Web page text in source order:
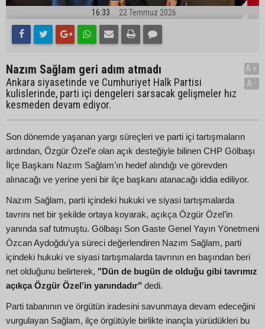
16:33 22 Temmuz 2026
Nazım Sağlam geri adım atmadı
Ankara siyasetinde ve Cumhuriyet Halk Partisi
kulislerinde, parti içi dengeleri sarsacak gelişmeler hız
kesmeden devam ediyor.
A+
A-
Son dönemde yaşanan yargı süreçleri ve parti içi tartışmaların
ardından, Özgür Özel’e olan açık desteğiyle bilinen CHP Gölbaşı
İlçe Başkanı Nazım Sağlam’ın hedef alındığı ve görevden
alınacağı ve yerine yeni bir ilçe başkanı atanacağı iddia ediliyor.
Nazım Sağlam, parti içindeki hukuki ve siyasi tartışmalarda
tavrını net bir şekilde ortaya koyarak, açıkça Özgür Özel’in
yanında saf tutmuştu. Gölbaşı Son Gaste Genel Yayın Yönetmeni
Özcan Aydoğdu’ya süreci değerlendiren Nazım Sağlam, parti
içindeki hukuki ve siyasi tartışmalarda tavrının en başından beri
net olduğunu belirterek, "Dün de bugün de olduğu gibi tavrımız
açıkça Özgür Özel’in yanındadır" dedi.
Parti tabanının ve örgütün iradesini savunmaya devam edeceğini
vurgulayan Sağlam, ilçe örgütüyle birlikte inançla yürüdükleri bu